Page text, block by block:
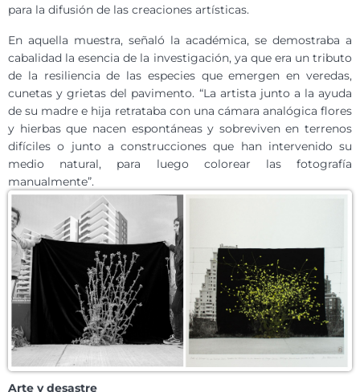
para la difusión de las creaciones artísticas.
En aquella muestra, señaló la académica, se demostraba a
cabalidad la esencia de la investigación, ya que era un tributo
de la resiliencia de las especies que emergen en veredas,
cunetas y grietas del pavimento. “La artista junto a la ayuda
de su madre e hija retrataba con una cámara analógica flores
y hierbas que nacen espontáneas y sobreviven en terrenos
difíciles o junto a construcciones que han intervenido su
medio natural, para luego colorear las fotografía
manualmente”.
Arte y desastre